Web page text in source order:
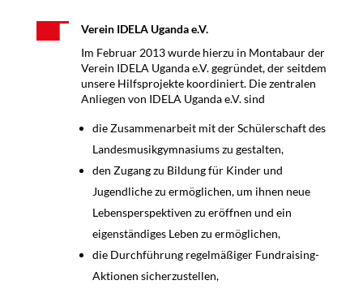
Verein IDELA Uganda e.V.
Im Februar 2013 wurde hierzu in Montabaur der
Verein IDELA Uganda e.V. gegründet, der seitdem
unsere Hilfsprojekte koordiniert. Die zentralen
Anliegen von IDELA Uganda e.V. sind
die Zusammenarbeit mit der Schülerschaft des
Landesmusikgymnasiums zu gestalten,
den Zugang zu Bildung für Kinder und
Jugendliche zu ermöglichen, um ihnen neue
Lebensperspektiven zu eröffnen und ein
eigenständiges Leben zu ermöglichen,
die Durchführung regelmäßiger Fundraising-
Aktionen sicherzustellen,